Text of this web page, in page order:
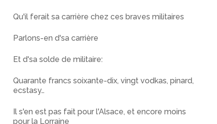
Qu'il ferait sa carrière chez ces braves militaires
Parlons-en d'sa carrière
Et d'sa solde de militaire:
Quarante francs soixante-dix, vingt vodkas, pinard,
ecstasy…
Il s'en est pas fait pour l'Alsace, et encore moins
pour la Lorraine